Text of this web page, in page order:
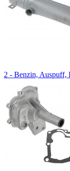
2 - Benzin, Auspuff,